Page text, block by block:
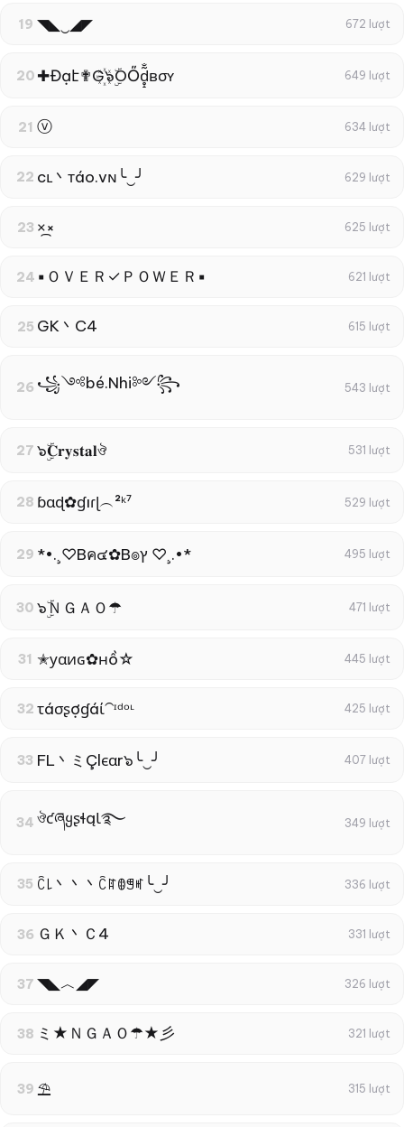
19 ◥◣‿◢◤ 672 lượt
20 ✚Đạէ✟G꙰๖ۣۜOŐd̥̝̮͙͈͂̐̇ͮ̏̔̀̚ͅвσʏ 649 lượt
21 ⓥ 634 lượt
22 cʟ丶тáo.vɴ╰‿╯ 629 lượt
23 ×᷼× 625 lượt
24 ▪ＯＶＥＲ✓ＰＯＷＥＲ▪ 621 lượt
25 GK丶C4 615 lượt
26 ꧁༺bé.Nhi༻꧂ 543 lượt
27 ๖ۣۜ𝐂𝐫𝐲𝐬𝐭𝐚𝐥ঔ 531 lượt
28 ɓɑɖ✿ɠıɾɭ︵²ᵏ⁷ 529 lượt
29 *•.¸♡Bค๔✿B๏ץ ♡¸.•* 495 lượt
30 ๖ۣۜＮＧＡＯ☂ 471 lượt
31 ✭уαиɢ✿нồ☆ 445 lượt
32 τáσʂợɠáί⁀ᶦᵈᵒᶫ 425 lượt
33 FL丶ミÇlєαr๖╰‿╯ 407 lượt
34 ঔƈཞყʂɬąƖ࿐ 349 lượt
35 ꉓ꒒丶丶丶ꉓꍏꂦꁅꎭ╰‿╯ 336 lượt
36 ＧＫ丶Ｃ4 331 lượt
37 ◥◣︿◢◤ 326 lượt
38 ミ★ＮＧＡＯ☂★彡 321 lượt
39 ⛱ 315 lượt